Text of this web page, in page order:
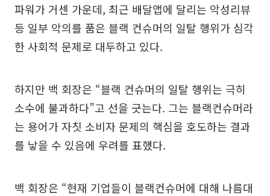
파워가 거센 가운데, 최근 배달앱에 달리는 악성리뷰
등 일부 악의를 품은 블랙 컨슈머의 일탈 행위가 심각
한 사회적 문제로 대두하고 있다.
하지만 백 회장은 “블랙 컨슈머의 일탈 행위는 극히
소수에 불과하다”고 선을 긋는다. 그는 블랙컨슈머라
는 용어가 자칫 소비자 문제의 핵심을 호도하는 결과
를 낳을 수 있음에 우려를 표했다.
백 회장은 “현재 기업들이 블랙컨슈머에 대해 나름대